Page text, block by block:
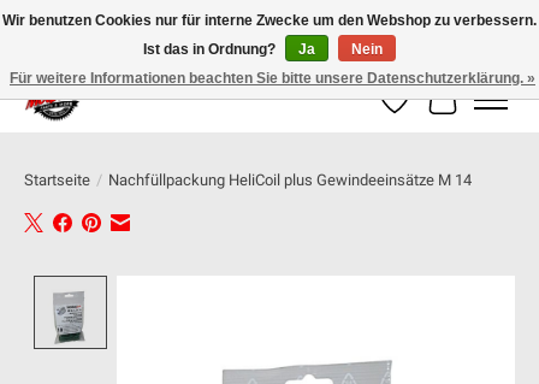
100% schweizer Onlineshop für Dein Motorrad
Wunschzettel
Ihr
Startseite / Nachfüllpackung HeliCoil plus Gewindeeinsätze M 14
Wir benutzen Cookies nur für interne Zwecke um den Webshop zu verbessern.
Ist das in Ordnung?
Ja
Nein
Für weitere Informationen beachten Sie bitte unsere Datenschutzerklärung. »